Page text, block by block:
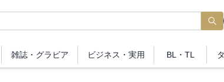
雑誌・ グラビア ビジネス ・実用 BL・TL